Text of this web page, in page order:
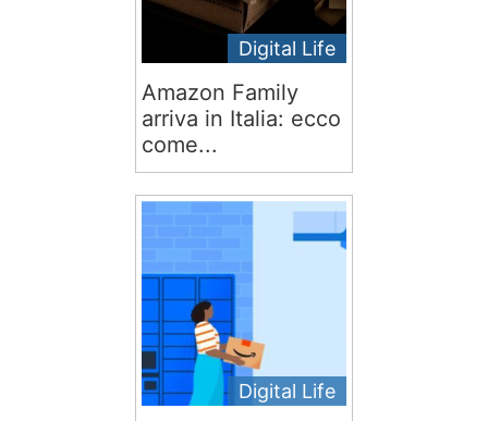
Digital Life
Amazon Family
arriva in Italia: ecco
come...
Digital Life